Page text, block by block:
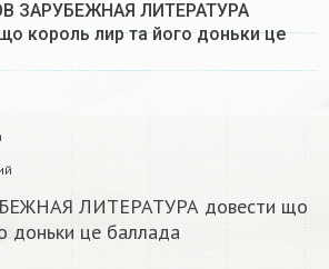
ЗАРУБЕЖНАЯ ЛИТЕРАТУРА
король лир та його доньки це
ЛИТЕРАТУРА довести що
доньки це баллада